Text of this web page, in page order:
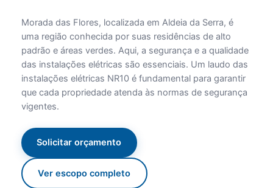
Morada das Flores, localizada em Aldeia da Serra, é
uma região conhecida por suas residências de alto
padrão e áreas verdes. Aqui, a segurança e a qualidade
das instalações elétricas são essenciais. Um laudo das
instalações elétricas NR10 é fundamental para garantir
que cada propriedade atenda às normas de segurança
vigentes.
Solicitar orçamento
Ver escopo completo